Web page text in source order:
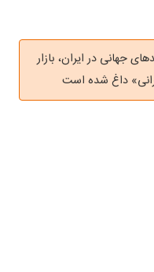
جهانی در ایران، بازار
داغ شده است